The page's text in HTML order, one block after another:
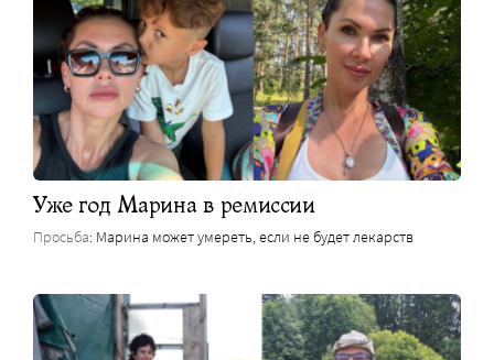
Уже год Марина в ремиссии
Просьба: Марина может умереть, если не будет лекарств